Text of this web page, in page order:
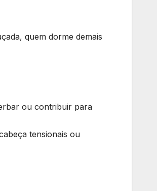
quem dorme demais
ou contribuir para
tensionais ou